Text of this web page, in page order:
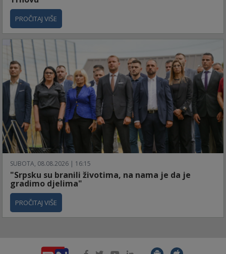
PROČITAJ VIŠE
SUBOTA, 08.08.2026 | 16:15
"Srpsku su branili životima, na nama je da je
gradimo djelima"
PROČITAJ VIŠE